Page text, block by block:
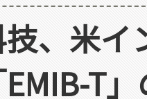
、米イ
T